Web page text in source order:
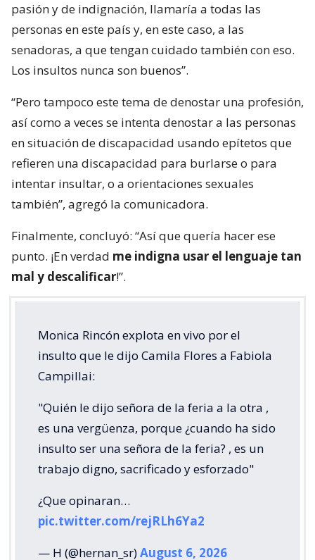
pasión y de indignación, llamaría a todas las
personas en este país y, en este caso, a las
senadoras, a que tengan cuidado también con eso.
Los insultos nunca son buenos”.
“Pero tampoco este tema de denostar una profesión,
así como a veces se intenta denostar a las personas
en situación de discapacidad usando epítetos que
refieren una discapacidad para burlarse o para
intentar insultar, o a orientaciones sexuales
también”, agregó la comunicadora.
Finalmente, concluyó: “Así que quería hacer ese
punto. ¡En verdad me indigna usar el lenguaje tan
mal y descalificar!”.
Monica Rincón explota en vivo por el
insulto que le dijo Camila Flores a Fabiola
Campillai:
"Quién le dijo señora de la feria a la otra ,
es una vergüenza, porque ¿cuando ha sido
insulto ser una señora de la feria? , es un
trabajo digno, sacrificado y esforzado"
¿Que opinaran…
pic.twitter.com/rejRLh6Ya2
— H (@hernan_sr)August 6, 2026